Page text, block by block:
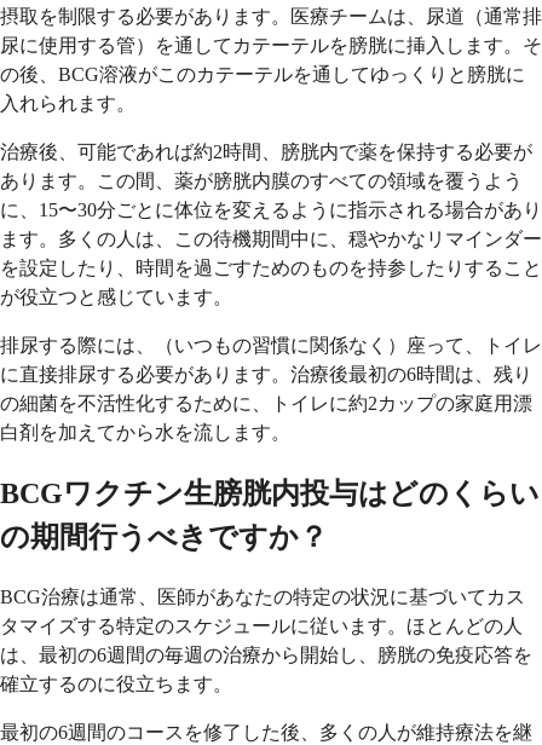
摂取を制限する必要があります。医療チームは、尿道（通常排
尿に使用する管）を通してカテーテルを膀胱に挿入します。そ
の後、BCG溶液がこのカテーテルを通してゆっくりと膀胱に
入れられます。
治療後、可能であれば約2時間、膀胱内で薬を保持する必要が
あります。この間、薬が膀胱内膜のすべての領域を覆うよう
に、15〜30分ごとに体位を変えるように指示される場合があり
ます。多くの人は、この待機期間中に、穏やかなリマインダー
を設定したり、時間を過ごすためのものを持参したりすること
が役立つと感じています。
排尿する際には、（いつもの習慣に関係なく）座って、トイレ
に直接排尿する必要があります。治療後最初の6時間は、残り
の細菌を不活性化するために、トイレに約2カップの家庭用漂
白剤を加えてから水を流します。
BCGワクチン生膀胱内投与はどのくらい
の期間行うべきですか？
BCG治療は通常、医師があなたの特定の状況に基づいてカス
タマイズする特定のスケジュールに従います。ほとんどの人
は、最初の6週間の毎週の治療から開始し、膀胱の免疫応答を
確立するのに役立ちます。
最初の6週間のコースを修了した後、多くの人が維持療法を継